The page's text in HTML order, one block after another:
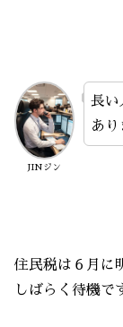
JINジン
長い
あ
住民税は６月に
しばらく待機で